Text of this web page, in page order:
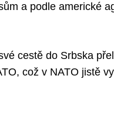
a podle americké
cestě do Srbska
což v NATO jistě